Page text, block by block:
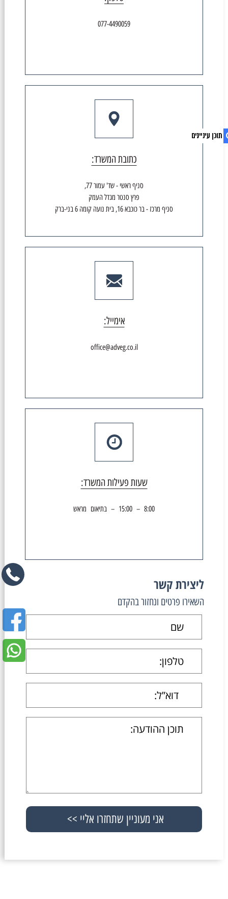
077-4490059
כתובת המשרד:
סניף ראשי - שד' עמור 77,
פרץ סנטר מגדל העמק
סניף מרכז - בר כוכבא 16, בית נועה קומה 6 בני-ברק
אימייל:
office@adveg.co.il
שעות פעילות המשרד:
8:00 – 15:00 – בתיאום מראש
ליצירת קשר
השאירו פרטים ונחזור בהקדם